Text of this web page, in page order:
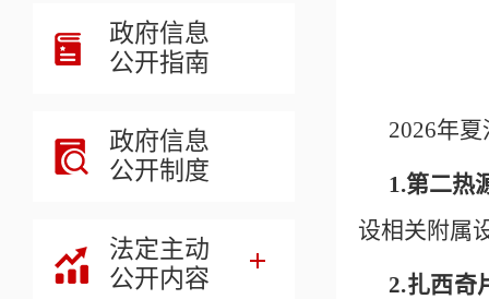
政府信息
公开指南
政府信息
公开制度
法定主动
公开内容
2026年夏
1.第二热
设相关附属
2.扎西奇